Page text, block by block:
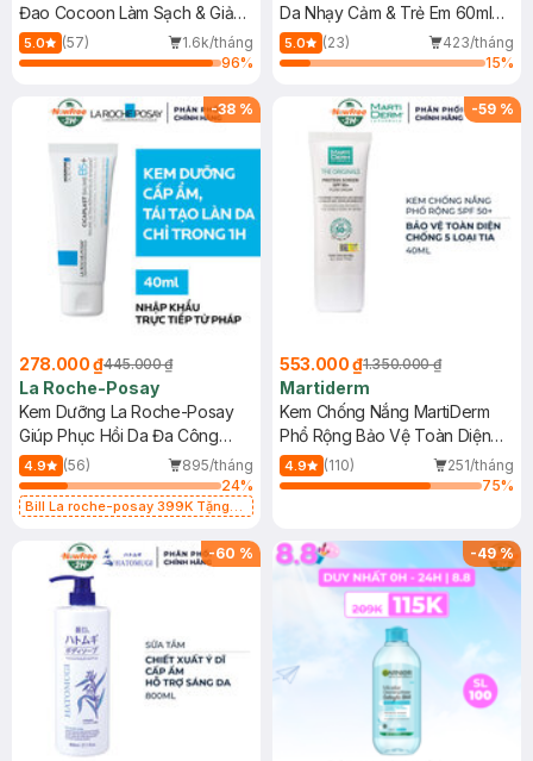
Đao Cocoon Làm Sạch & Giảm
Dầu 500ml
5.0 (57)
1.6k/tháng
96%
Da Nhạy Cảm & Trẻ Em 60ml
(Mới)
5.0 (23)
423/tháng
15%
-38 %
278.000 ₫445.000 ₫
La Roche-Posay
Kem Dưỡng La Roche-Posay
Giúp Phục Hồi Da Đa Công
Dụng 40ml
4.9 (56)
895/tháng
24%
Bill La roche-posay 399K Tặng
(SL có hạn)
-59 %
553.000 ₫1.350.000 ₫
Martiderm
Kem Chống Nắng MartiDerm
Phổ Rộng Bảo Vệ Toàn Diện
40ml
4.9 (110)
251/tháng
75%
-60 % -49%